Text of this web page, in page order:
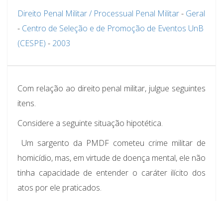
Direito Penal Militar / Processual Penal Militar- Geral
- Centro de Seleção e de Promoção de Eventos UnB
(CESPE) - 2003
Com relação ao direito penal militar, julgue seguintes
itens.
Considere a seguinte situação hipotética.
Um sargento da PMDF cometeu crime militar de
homicídio, mas, em virtude de doença mental, ele não
tinha capacidade de entender o caráter ilícito dos
atos por ele praticados.